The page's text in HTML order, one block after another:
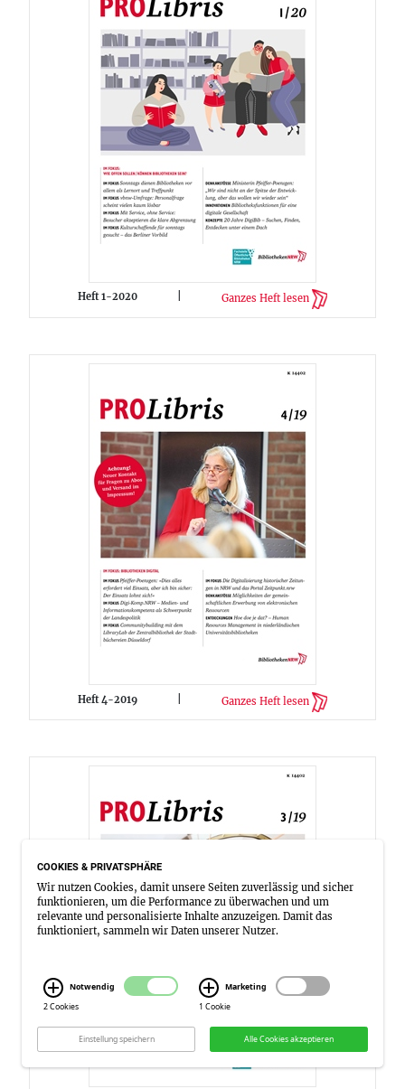
Heft 1-2020 Ganzes Heft lesen
Heft 4-2019 Ganzes Heft lesen
COOKIES & PRIVATSPHÄRE
Wir nutzen Cookies, damit unsere Seiten zuverlässig und sicher
funktionieren, um die Performance zu überwachen und um
relevante und personalisierte Inhalte anzuzeigen. Damit das
funktioniert, sammeln wir Daten unserer Nutzer.
Notwendig
2 Cookies
Marketing
1 Cookie
Einstellung speichern Alle Cookies akzeptieren